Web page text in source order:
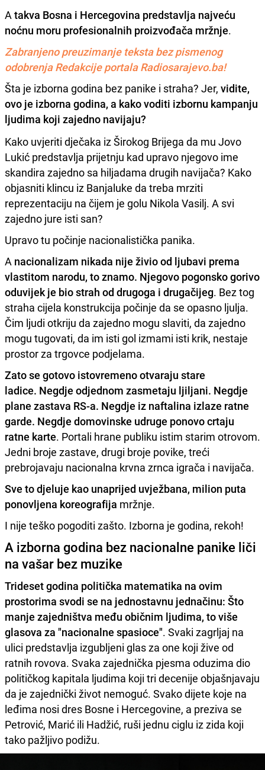
A takva Bosna i Hercegovina predstavlja najveću
noćnu moru profesionalnih proizvođača mržnje.
Zabranjeno preuzimanje teksta bez pismenog
odobrenja Redakcije portala Radiosarajevo.ba!
Šta je izborna godina bez panike i straha? Jer, vidite,
ovo je izborna godina, a kako voditi izbornu kampanju
ljudima koji zajedno navijaju?
Kako uvjeriti dječaka iz Širokog Brijega da mu Jovo
Lukić predstavlja prijetnju kad upravo njegovo ime
skandira zajedno sa hiljadama drugih navijača? Kako
objasniti klincu iz Banjaluke da treba mrziti
reprezentaciju na čijem je golu Nikola Vasilj. A svi
zajedno jure isti san?
Upravo tu počinje nacionalistička panika.
A nacionalizam nikada nije živio od ljubavi prema
vlastitom narodu, to znamo. Njegovo pogonsko gorivo
oduvijek je bio strah od drugoga i drugačijeg. Bez tog
straha cijela konstrukcija počinje da se opasno ljulja.
Čim ljudi otkriju da zajedno mogu slaviti, da zajedno
mogu tugovati, da im isti gol izmami isti krik, nestaje
prostor za trgovce podjelama.
Zato se gotovo istovremeno otvaraju stare
ladice. Negdje odjednom zasmetaju ljiljani. Negdje
plane zastava RS-a. Negdje iz naftalina izlaze ratne
garde. Negdje domovinske udruge ponovo crtaju
ratne karte. Portali hrane publiku istim starim otrovom.
Jedni broje zastave, drugi broje povike, treći
prebrojavaju nacionalna krvna zrnca igrača i navijača.
Sve to djeluje kao unaprijed uvježbana, milion puta
ponovljena koreografija mržnje.
I nije teško pogoditi zašto. Izborna je godina, rekoh!
A izborna godina bez nacionalne panike liči
na vašar bez muzike
Trideset godina politička matematika na ovim
prostorima svodi se na jednostavnu jednačinu: Što
manje zajedništva među običnim ljudima, to više
glasova za "nacionalne spasioce". Svaki zagrljaj na
ulici predstavlja izgubljeni glas za one koji žive od
ratnih rovova. Svaka zajednička pjesma oduzima dio
političkog kapitala ljudima koji tri decenije objašnjavaju
da je zajednički život nemoguć. Svako dijete koje na
leđima nosi dres Bosne i Hercegovine, a preziva se
Petrović, Marić ili Hadžić, ruši jednu ciglu iz zida koji
tako pažljivo podižu.